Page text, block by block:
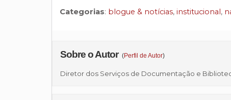
Categorias: blogue & notícias, institucional,
Sobre o Autor (Perfil de Autor)
Diretor dos Serviços de Documentação e